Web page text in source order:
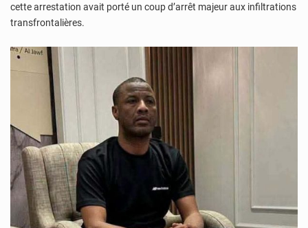
cette arrestation avait porté un coup d’arrêt majeur aux infiltrations
transfrontalières.